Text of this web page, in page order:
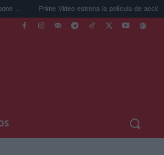
Video estrena la película de acción que ya a...